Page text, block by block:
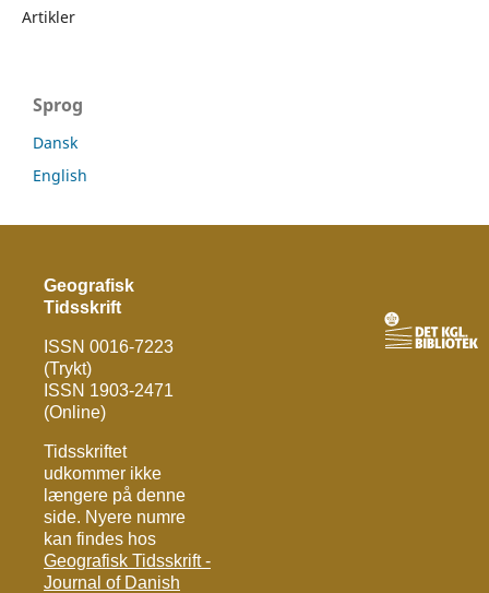
Artikler
Sprog
Dansk
English
Geografisk
Tidsskrift
ISSN 0016-7223
(Trykt)
ISSN 1903-2471
(Online)
Tidsskriftet
udkommer ikke
længere på denne
side. Nyere numre
kan findes hos
Geografisk Tidsskrift -
Journal of Danish